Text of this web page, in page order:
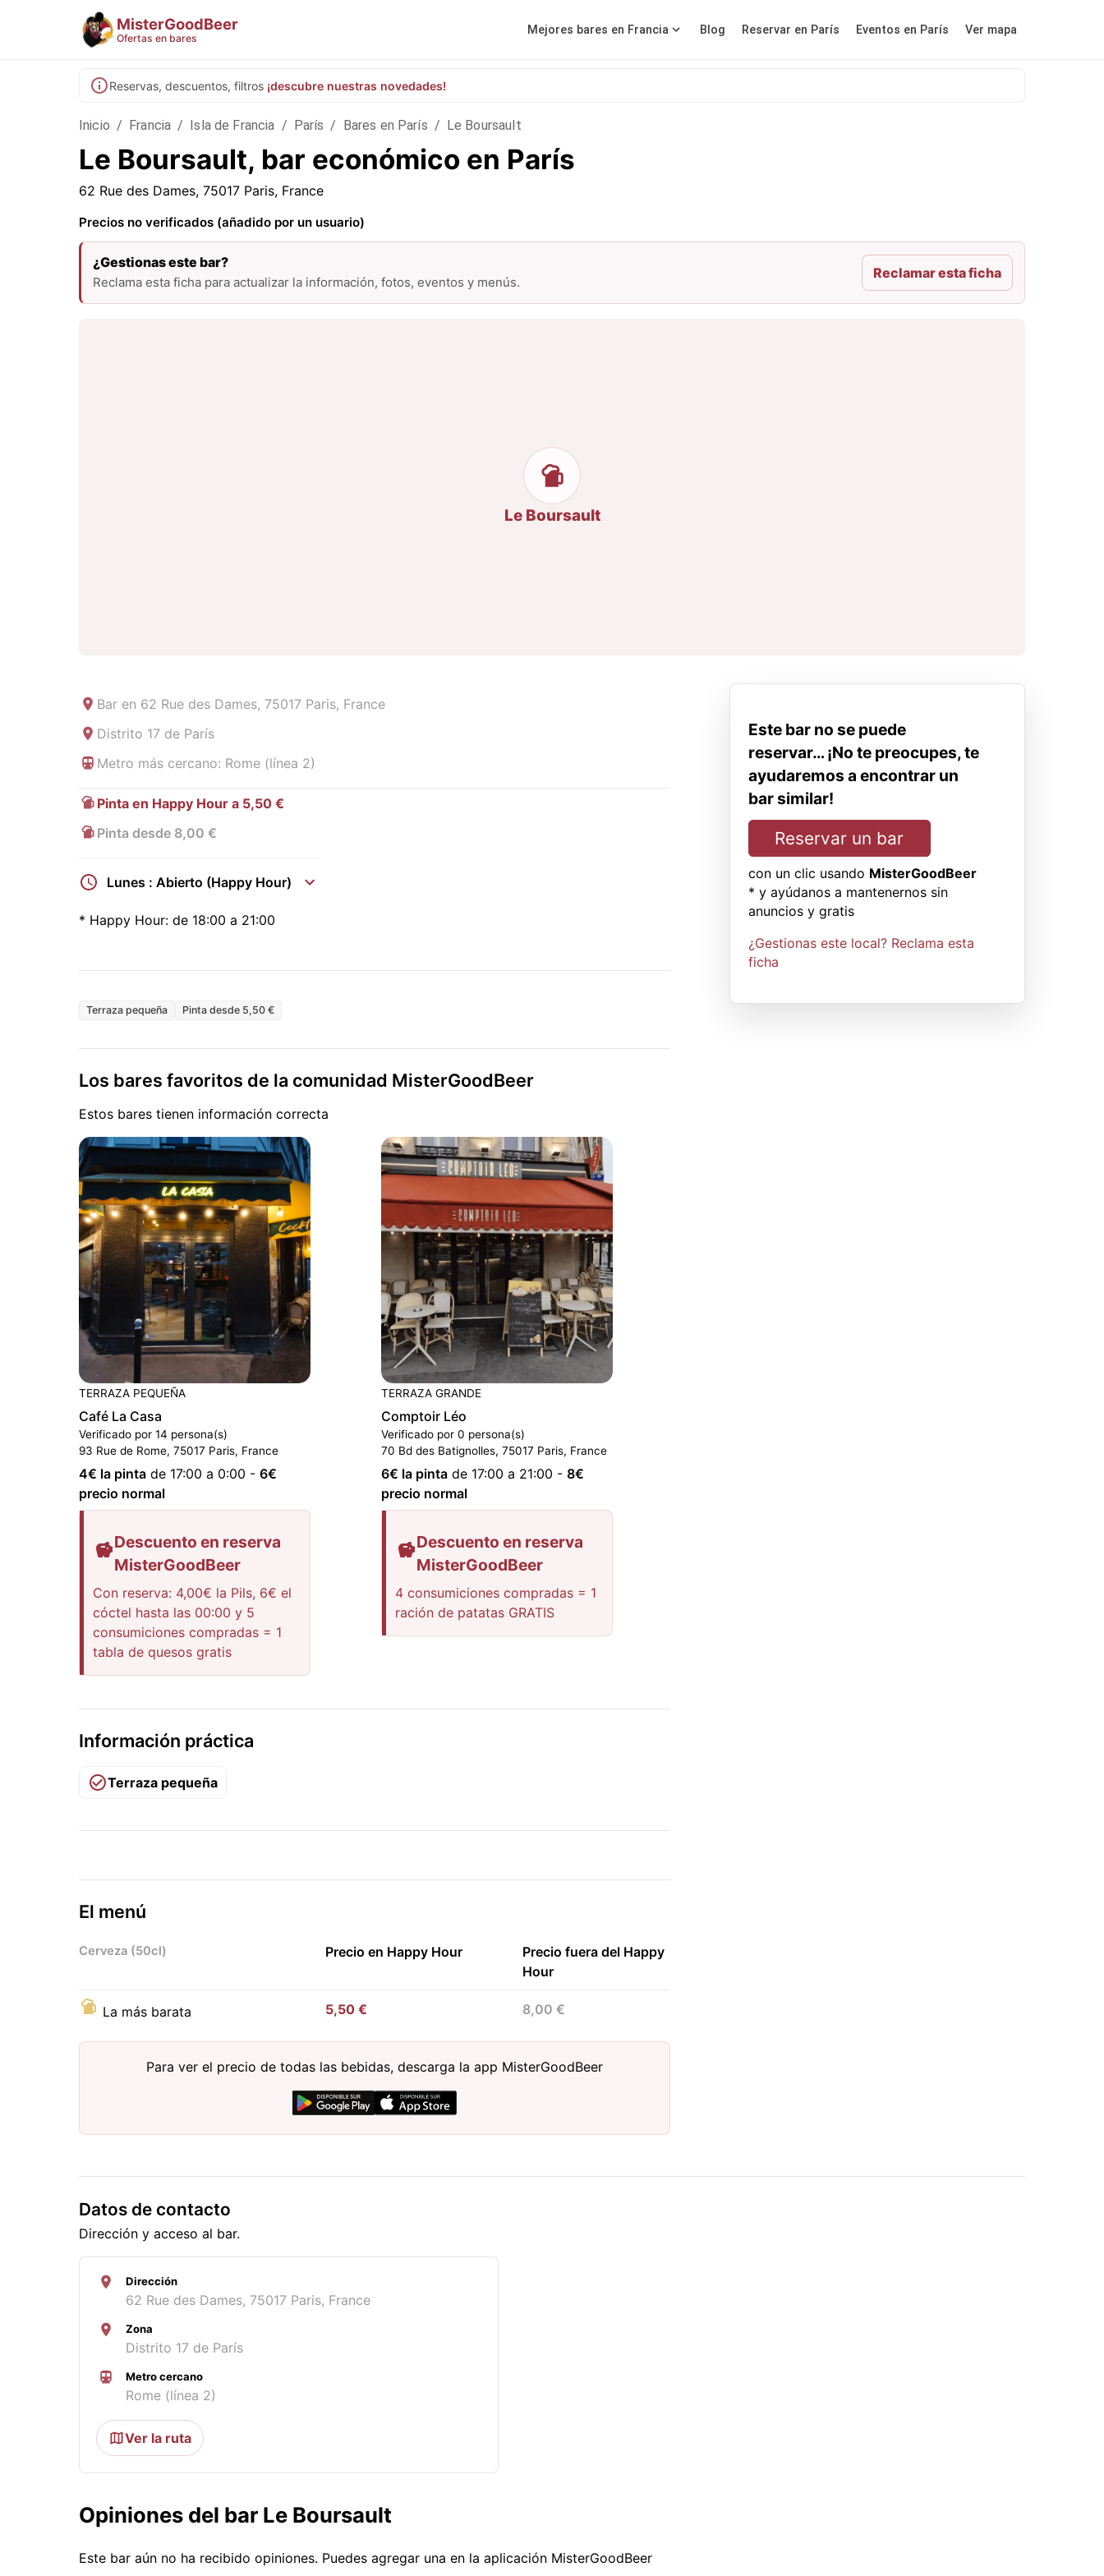
MisterGoodBeer
Ofertas en bares
Mejores bares en Francia Blog Reservar en París Eventos en París Ver mapa
Reservas, descuentos, filtros ¡descubre nuestras novedades!
Inicio / Francia / Isla de Francia / París / Bares en París / Le Boursault
Le Boursault, bar económico en París
62 Rue des Dames, 75017 Paris, France
Precios no verificados (añadido por un usuario)
¿Gestionas este bar?
Reclama esta ficha para actualizar la información, fotos, eventos y menús.
Reclamar esta ficha
Le Boursault
Bar en 62 Rue des Dames, 75017 Paris, France
Distrito 17 de París
Metro más cercano: Rome (línea 2)
Pinta en Happy Hour a 5,50 €
Pinta desde 8,00 €
Lunes : Abierto (Happy Hour)
* Happy Hour: de 18:00 a 21:00
Terraza pequeña Pinta desde 5,50 €
Los bares favoritos de la comunidad MisterGoodBeer
Estos bares tienen información correcta
TERRAZA PEQUEÑA
Café La Casa
Verificado por 14 persona(s)
93 Rue de Rome, 75017 Paris, France
4€ la pinta de 17:00 a 0:00 - 6€
precio normal
Descuento en reserva
MisterGoodBeer
Con reserva: 4,00€ la Pils, 6€ el
cóctel hasta las 00:00 y 5
consumiciones compradas = 1
tabla de quesos gratis
TERRAZA GRANDE
Comptoir Léo
Verificado por 0 persona(s)
70 Bd des Batignolles, 75017 Paris, France
6€ la pinta de 17:00 a 21:00 - 8€
precio normal
Descuento en reserva
MisterGoodBeer
4 consumiciones compradas = 1
ración de patatas GRATIS
Información práctica
Terraza pequeña
El menú
Cerveza (50cl) Precio en Happy Hour
Precio fuera del Happy
Hour
La más barata 5,50 € 8,00 €
Para ver el precio de todas las bebidas, descarga la app MisterGoodBeer
Este bar no se puede
reservar… ¡No te preocupes, te
ayudaremos a encontrar un
bar similar!
Reservar un bar
con un clic usando MisterGoodBeer
* y ayúdanos a mantenernos sin
anuncios y gratis
¿Gestionas este local? Reclama esta
ficha
Datos de contacto
Dirección y acceso al bar.
Dirección
62 Rue des Dames, 75017 Paris, France
Zona
Distrito 17 de París
Metro cercano
Rome (línea 2)
Ver la ruta
Opiniones del bar Le Boursault
Este bar aún no ha recibido opiniones. Puedes agregar una en la aplicación MisterGoodBeer